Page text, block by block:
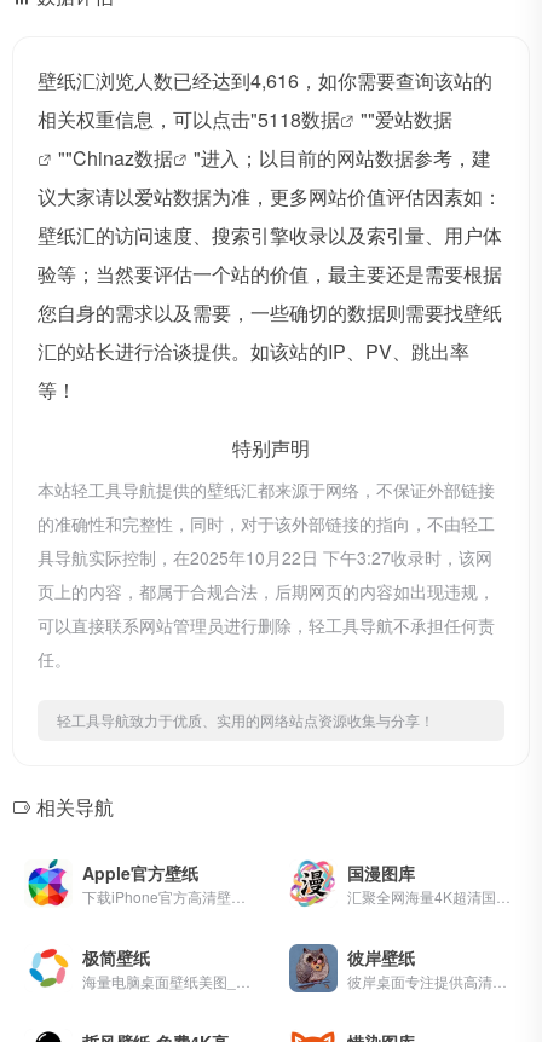
壁纸汇浏览人数已经达到4,616，如你需要查询该站的
相关权重信息，可以点击"5118数据 ""爱站数据
""Chinaz数据
"进入；以目前的网站数据参考，建
议大家请以爱站数据为准，更多网站价值评估因素如：
壁纸汇的访问速度、搜索引擎收录以及索引量、用户体
验等；当然要评估一个站的价值，最主要还是需要根据
您自身的需求以及需要，一些确切的数据则需要找壁纸
汇的站长进行洽谈提供。如该站的IP、PV、跳出率
等！
特别声明
本站轻工具导航提供的壁纸汇都来源于网络，不保证外部链接
的准确性和完整性，同时，对于该外部链接的指向，不由轻工
具导航实际控制，在2025年10月22日 下午3:27收录时，该网
页上的内容，都属于合规合法，后期网页的内容如出现违规，
可以直接联系网站管理员进行删除，轻工具导航不承担任何责
任。
轻工具导航致力于优质、实用的网络站点资源收集与分享！
相关导航
Apple官方壁纸 国漫图库
极简壁纸 彼岸壁纸